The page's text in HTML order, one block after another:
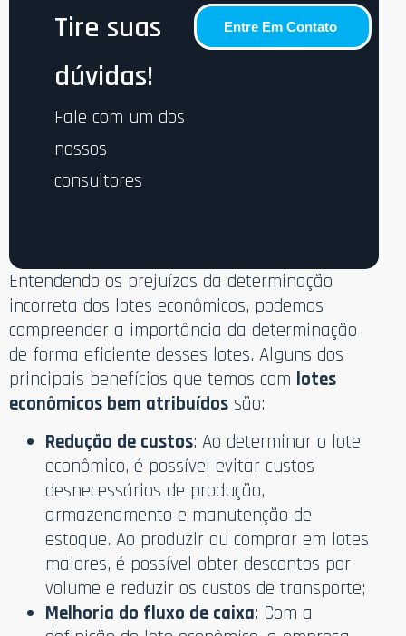
Tire suas
dúvidas!
Fale com um dos
nossos
consultores
Entre Em Contato
Entendendo os prejuízos da determinação
incorreta dos lotes econômicos, podemos
compreender a importância da determinação
de forma eficiente desses lotes. Alguns dos
principais benefícios que temos com lotes
econômicos bem atribuídos são:
Redução de custos: Ao determinar o lote
econômico, é possível evitar custos
desnecessários de produção,
armazenamento e manutenção de
estoque. Ao produzir ou comprar em lotes
maiores, é possível obter descontos por
volume e reduzir os custos de transporte;
Melhoria do fluxo de caixa: Com a